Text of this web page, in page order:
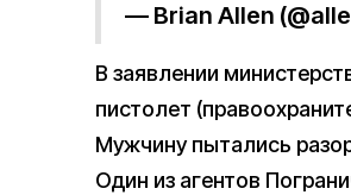
— Brian Allen
В заявлении
пистолет
Мужчину пытались
Один из агентов